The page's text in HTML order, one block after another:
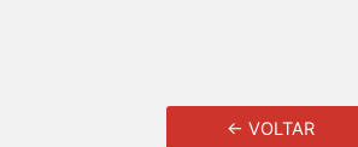
← VOLTAR